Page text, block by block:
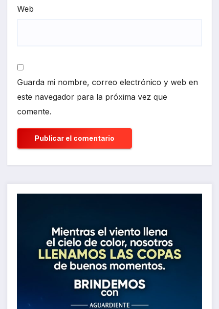
Web
Guarda mi nombre, correo electrónico y web en
este navegador para la próxima vez que
comente.